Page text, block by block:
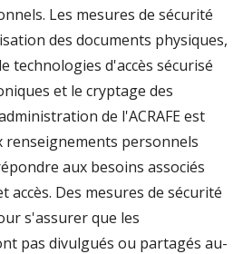
Les mesures de sécurité
des documents physiques,
technologies d'accès sécurisé
et le cryptage des
de l'ACRAFE est
renseignements personnels
aux besoins associés
Des mesures de sécurité
s'assurer que les
pas divulgués ou partagés au-